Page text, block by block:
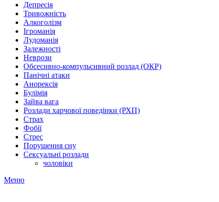
Депресія
Тривожність
Алкоголізм
Ігроманія
Лудоманія
Залежності
Неврози
Обсесивно-компульсивний розлад (ОКР)
Панічні атаки
Анорексія
Булімія
Зайва вага
Розлади харчової поведінки (РХП)
Страх
Фобії
Стрес
Порушення сну
Сексуальні розлади
чоловіки
Меню